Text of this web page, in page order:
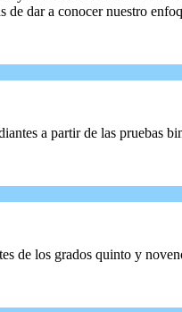
dar a conocer nuestro
a partir de las pruebas
los grados quinto y